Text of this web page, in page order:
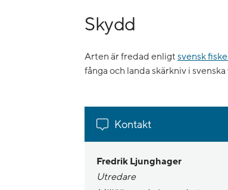
Skydd
Arten är fredad enligt svensk
fånga och landa skärkniv i
Kontakt
Fredrik Ljunghager
Utredare